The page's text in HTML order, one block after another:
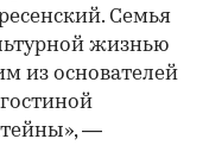
Семья
жизнью
из основателей
—